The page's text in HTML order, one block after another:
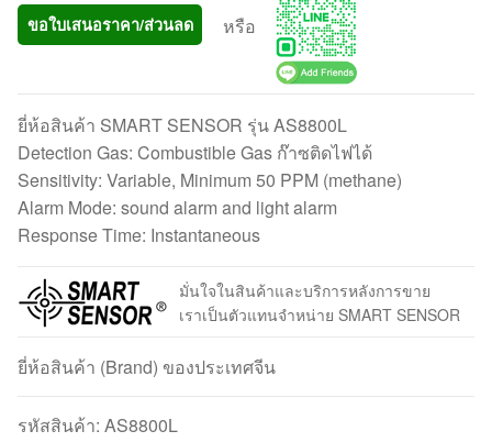
ขอใบเสนอราคา/ส่วนลด หรือ
ยี่ห้อสินค้า SMART SENSOR รุ่น AS8800L
Detection Gas: Combustible Gas ก๊าซติดไฟได้
Sensitivity: Variable, Minimum 50 PPM (methane)
Alarm Mode: sound alarm and light alarm
Response Time: Instantaneous
มั่นใจในสินค้าและบริการหลังการขาย
เราเป็นตัวแทนจำหน่าย SMART SENSOR
ยี่ห้อสินค้า (Brand) ของประเทศจีน
รหัสสินค้า: AS8800L